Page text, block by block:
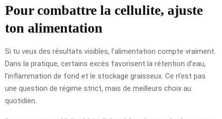
Pour combattre la cellulite, ajuste
ton alimentation
Si tu veux des résultats visibles, l’alimentation compte vraiment.
Dans la pratique, certains excès favorisent la rétention d’eau,
l’inflammation de fond et le stockage graisseux. Ce n’est pas
une question de régime strict, mais de meilleurs choix au
quotidien.